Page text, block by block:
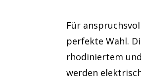
Für
perfekte Wahl.
rhodiniertem
werden